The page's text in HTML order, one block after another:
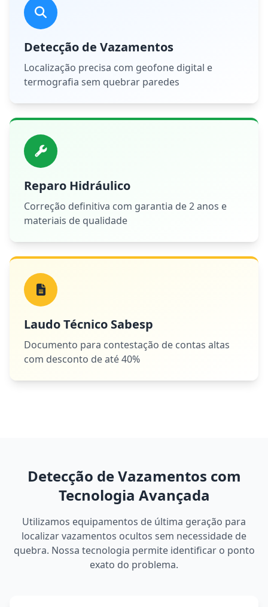
Detecção de Vazamentos
Localização precisa com geofone digital e
termografia sem quebrar paredes
Reparo Hidráulico
Correção definitiva com garantia de 2 anos e
materiais de qualidade
Laudo Técnico Sabesp
Documento para contestação de contas altas
com desconto de até 40%
Detecção de Vazamentos com
Tecnologia Avançada
Utilizamos equipamentos de última geração para
localizar vazamentos ocultos sem necessidade de
quebra. Nossa tecnologia permite identificar o ponto
exato do problema.